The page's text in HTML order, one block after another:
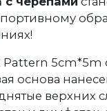
5cm*5m
основа
верхних